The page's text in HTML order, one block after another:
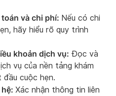
và chi phí: Nếu có chi
hãy hiểu rõ quy trình
khoản dịch vụ: Đọc và
vụ của nền tảng khám
cuộc hẹn.
Xác nhận thông tin liên